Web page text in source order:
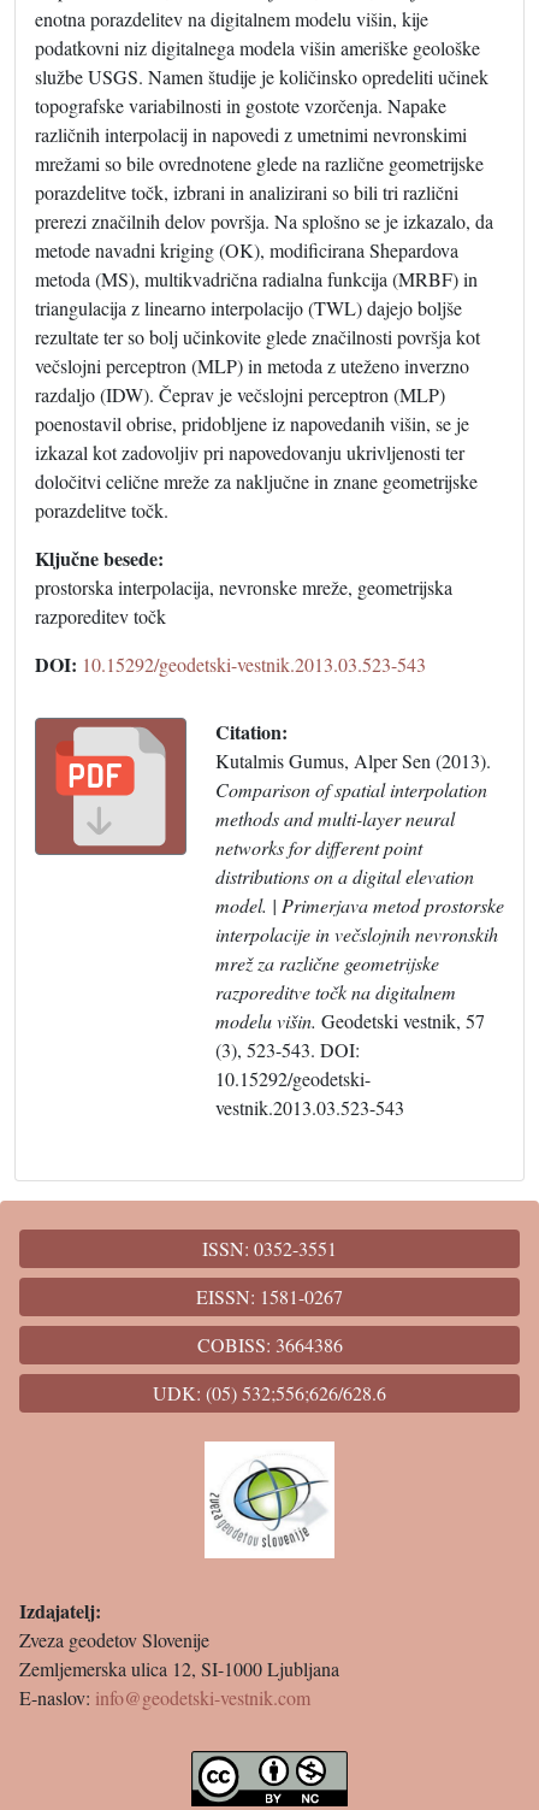
enotna porazdelitev na digitalnem modelu višin, kije
podatkovni niz digitalnega modela višin ameriške geološke
službe USGS. Namen študije je količinsko opredeliti učinek
topografske variabilnosti in gostote vzorčenja. Napake
različnih interpolacij in napovedi z umetnimi nevronskimi
mrežami so bile ovrednotene glede na različne geometrijske
porazdelitve točk, izbrani in analizirani so bili tri različni
prerezi značilnih delov površja. Na splošno se je izkazalo, da
metode navadni kriging (OK), modificirana Shepardova
metoda (MS), multikvadrična radialna funkcija (MRBF) in
triangulacija z linearno interpolacijo (TWL) dajejo boljše
rezultate ter so bolj učinkovite glede značilnosti površja kot
večslojni perceptron (MLP) in metoda z uteženo inverzno
razdaljo (IDW). Čeprav je večslojni perceptron (MLP)
poenostavil obrise, pridobljene iz napovedanih višin, se je
izkazal kot zadovoljiv pri napovedovanju ukrivljenosti ter
določitvi celične mreže za naključne in znane geometrijske
porazdelitve točk.
Ključne besede:
prostorska interpolacija, nevronske mreže, geometrijska
razporeditev točk
DOI: 10.15292/geodetski-vestnik.2013.03.523-543
Citation:
Kutalmis Gumus, Alper Sen (2013).
Comparison of spatial interpolation
methods and multi-layer neural
networks for different point
distributions on a digital elevation
model. | Primerjava metod prostorske
interpolacije in večslojnih nevronskih
mrež za različne geometrijske
razporeditve točk na digitalnem
modelu višin. Geodetski vestnik, 57
(3), 523-543. DOI:
10.15292/geodetski-
vestnik.2013.03.523-543
ISSN: 0352-3551
EISSN: 1581-0267
COBISS: 3664386
UDK: (05) 532;556;626/628.6
Izdajatelj:
Zveza geodetov Slovenije
Zemljemerska ulica 12, SI-1000 Ljubljana
E-naslov: info@geodetski-vestnik.com